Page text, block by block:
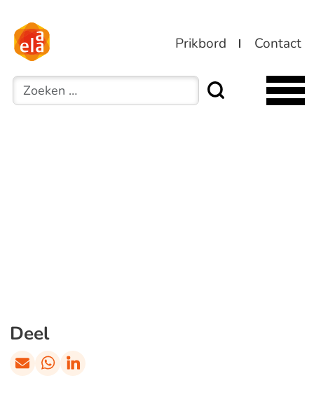
Prikbord Contact
Zoeken
Deel